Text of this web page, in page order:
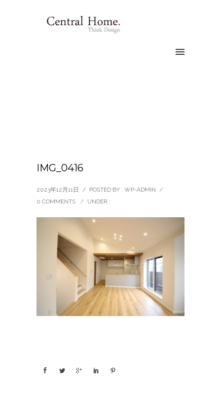
IMG_0416
2023年12月11日 / POSTED BY : WP-ADMIN /
0 COMMENTS
/ UNDER :